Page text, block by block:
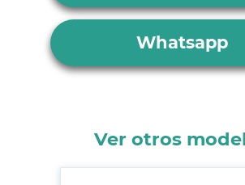
Whatsapp
Ver otros